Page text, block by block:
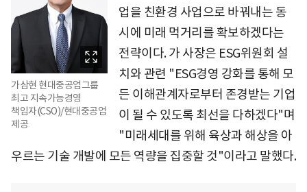
가삼현 현대중공업그룹
최고 지속가능경영
책임자(CSO)/현대중공업
제공
업을 친환경 사업으로 바꿔내는 동
시에 미래 먹거리를 확보하겠다는
전략이다. 가 사장은 ESG위원회 설
치와 관련 "ESG경영 강화를 통해 모
든 이해관계자로부터 존경받는 기업
이 될 수 있도록 최선을 다하겠다"며
"미래세대를 위해 육상과 해상을 아
우르는 기술 개발에 모든 역량을 집중할 것"이라고 말했다.